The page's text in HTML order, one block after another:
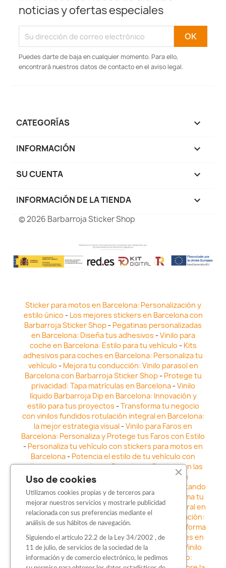
noticias y ofertas especiales
Puedes darte de baja en cualquier momento. Para ello,
encontrará nuestros datos de contacto en el aviso legal.
CATEGORÍAS 
INFORMACIÓN 
SU CUENTA 
INFORMACIÓN DE LA TIENDA keyboard_arrow_down
© 2026 Barbarroja Sticker Shop
Sticker para motos en Barcelona: Personalización y
estilo único - Los mejores stickers en Barcelona con
Barbarroja Sticker Shop- Pegatinas personalizadas
en Barcelona: Diseña tus adhesivos -Vinilo para
coche en Barcelona: Estilo para tu vehículo - Kits
adhesivos para coches en Barcelona: Personaliza tu
vehículo - Mejora tu conducción: Vinilo parasol en
Barcelona con Barbarroja Sticker Shop- Protege tu
privacidad: Tapa matrículas en Barcelona-Vinilo
líquido Barbarroja Dip en Barcelona: Innovación y
estilo para tus proyectos -Transforma tu negocio
con vinilos fundidos rotulación integral en Barcelona:
la mejor estrategia visual -Vinilo para Faros en
Barcelona: Personaliza y Protege tus Faros con Estilo
- Personaliza tu vehículo con stickers para motos en
Barcelona- Potencia el estilo de tu vehículo con
adhesivos para coche en Barcelona-Destaca en las
calles: Los Mejores stickers para coches en
Vinilo para faros en Barcelona: Resaltando
la Estética y Seguridad del Automóvil- Transforma tu
vehículo con los vinilos fundidos rotulación integral en
Barcelona-Explora la Innovación en Personalización:
Vinilo líquido barbarroja dip en Barcelona
Transforma
tu vehículo con estilo: Kits adhesivos para coches en
Barcelona-Personaliza tu vehículo con estilo: Vinilo
para coche en Barcelona-Destaca con Estilo:
Uso de cookies
Utilizamos cookies propias y de terceros para
mejorar nuestros servicios y mostrarle publicidad
relacionada con sus preferencias mediante el
análisis de sus hábitos de navegación.
Siguiendo el artículo 22.2 de la Ley 34/2002 , de
11 de julio, de servicios de la sociedad de la
información y de comercio electrónico, le pedimos